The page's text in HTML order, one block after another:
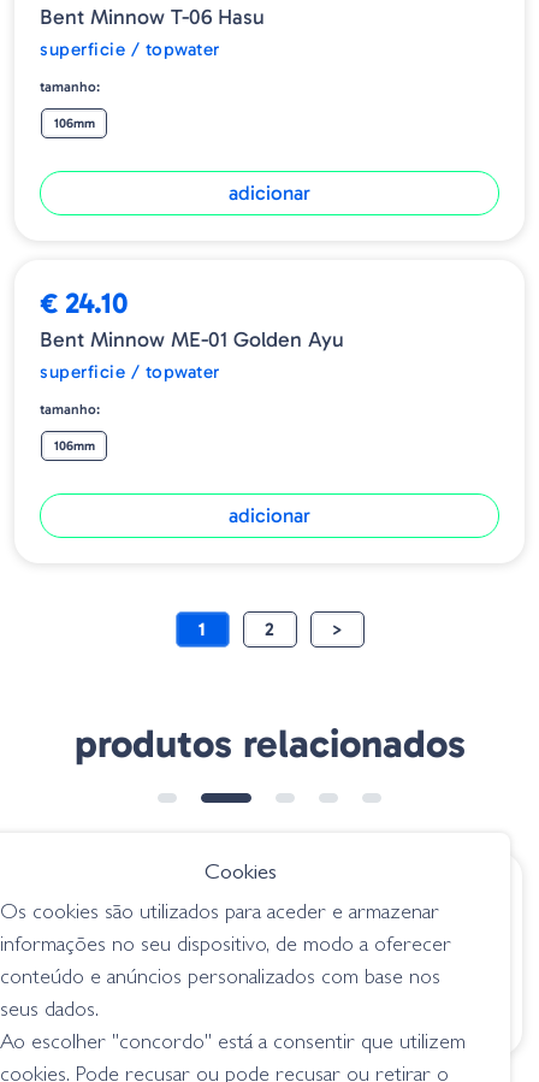
Bent Minnow T-06 Hasu
superficie / topwater
tamanho:
106mm
adicionar
€ 24.10
Bent Minnow ME-01 Golden Ayu
superficie / topwater
tamanho:
106mm
adicionar
1 2 >
produtos relacionados
€ 37.85
Megabass Giant
Dog-X Baby Kingyo
superficie / topwater
Amostra Hollow
Body Mouse 2"1/4
MHB60T404 Black
Cookies
Os cookies são utilizados para aceder e armazenar
informações no seu dispositivo, de modo a oferecer
conteúdo e anúncios personalizados com base nos
seus dados.
Ao escolher "concordo" está a consentir que utilizem
cookies. Pode recusar ou pode recusar ou retirar o